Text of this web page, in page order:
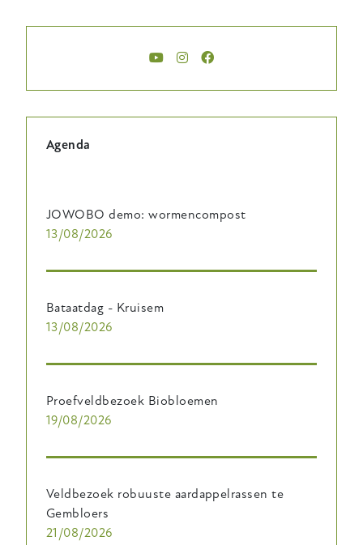
Agenda
JOWOBO demo: wormencompost
13/08/2026
Bataatdag - Kruisem
13/08/2026
Proefveldbezoek Biobloemen
19/08/2026
Veldbezoek robuuste aardappelrassen te
Gembloers
21/08/2026